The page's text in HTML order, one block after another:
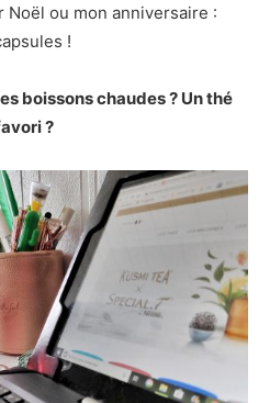
ou mon anniversaire :
!
boissons chaudes ? Un thé
?